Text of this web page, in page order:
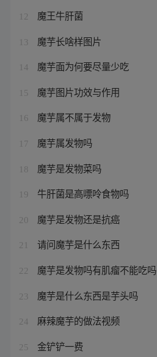
12 魔王牛肝菌
13 魔芋长啥样图片
14 魔芋面为何要尽量少吃
15 魔芋图片功效与作用
16 魔芋属不属于发物
17 魔芋属发物吗
18 魔芋是发物菜吗
19 牛肝菌是高嘌呤食物吗
20 魔芋是发物还是抗癌
21 请问魔芋是什么东西
22 魔芋是发物吗有肌瘤不能吃吗
23 魔芋是什么东西是芋头吗
24 麻辣魔芋的做法视频
25 金铲铲一费